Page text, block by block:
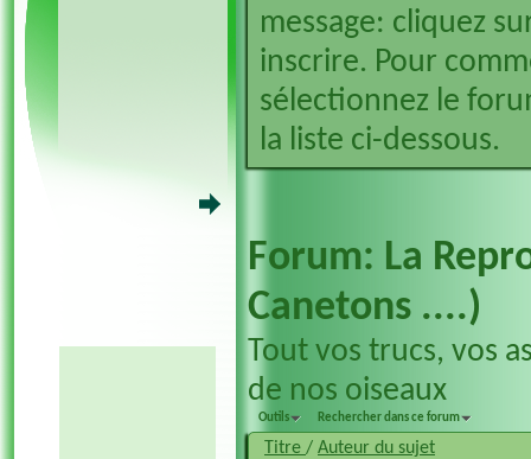
message: cliquez
inscrire. Pour
sélectionnez le
la liste ci-dessous.
Forum: La
Canetons ....)
Tout vos trucs, vos
de nos oiseaux
Outils Rechercher dans ce forum
Titre / Auteur du sujet